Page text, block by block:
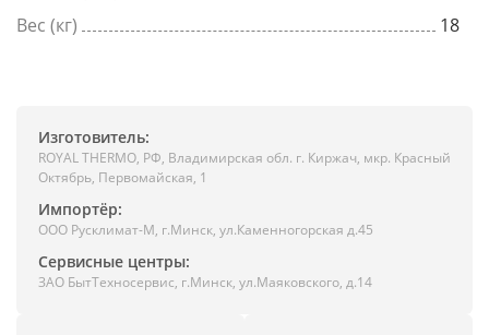
Вес (кг)
18
Изготовитель:
ROYAL THERMO, РФ, Владимирская обл. г. Киржач, мкр. Красный
Октябрь, Первомайская, 1
Импортёр:
ООО Русклимат-М, г.Минск, ул.Каменногорская д.45
Сервисные центры:
ЗАО БытТехносервис, г.Минск, ул.Маяковского, д.14